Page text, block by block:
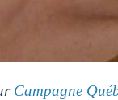
Campagne